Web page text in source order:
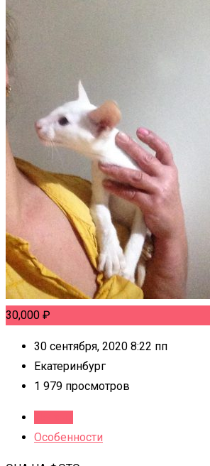
30,000 ₽
30 сентября, 2020 8:22 пп
Екатеринбург
1 979 просмотров
Особенности